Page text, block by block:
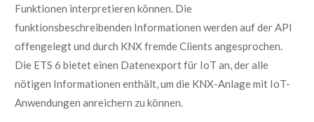
Funktionen interpretieren können. Die
funktionsbeschreibenden Informationen werden auf der API
offengelegt und durch KNX fremde Clients angesprochen.
Die ETS 6 bietet einen Datenexport für IoT an, der alle
nötigen Informationen enthält, um die KNX-Anlage mit IoT-
Anwendungen anreichern zu können.